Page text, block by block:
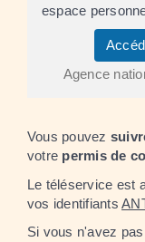
espace
Agence
Vous pouvez
votre permis de
Le téléservice est
vos identifiants
Si vous n'avez